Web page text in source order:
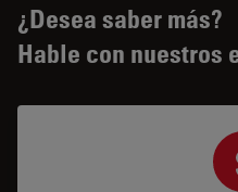
¿Desea saber más?
Hable con nuestros